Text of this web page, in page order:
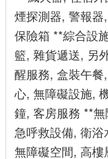
煙探測器, 警報
保險箱 **綜合設
籃, 雜貨遞送, 另
醒服務, 盒裝午
心, 無障礙設施,
鐘, 客房服務 **
急呼救設備, 衛
無障礙空間, 高